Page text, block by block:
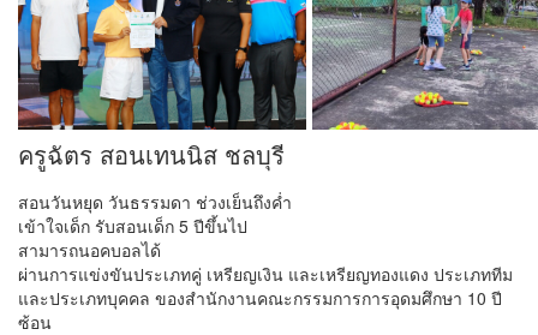
ครูฉัตร สอนเทนนิส ชลบุรี
สอนวันหยุด วันธรรมดา ช่วงเย็นถึงค่ำ
เข้าใจเด็ก รับสอนเด็ก 5 ปีขึ้นไป
สามารถนอคบอลได้
ผ่านการแข่งขันประเภทคู่ เหรียญเงิน และเหรียญทองแดง ประเภททีม
และประเภทบุคคล ของสำนักงานคณะกรรมการการอุดมศึกษา 10 ปี
ซ้อน